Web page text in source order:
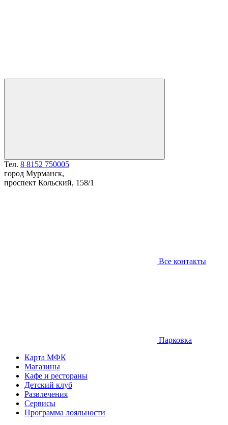
Тел. 8 8152 750005
город Мурманск,
проспект Кольский, 158/1
Все контакты
Парковка
Карта МФК
Магазины
Кафе и рестораны
Детский клуб
Развлечения
Сервисы
Программа лояльности